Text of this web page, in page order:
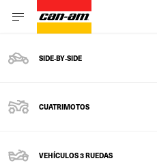
SIDE‑BY‑SIDE
CUATRIMOTOS
VEHÍCULOS 3 RUEDAS
Volver a los modelos actuales
MODELOS